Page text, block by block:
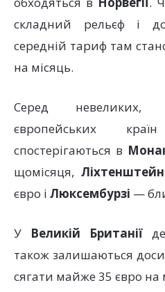
складний рельєф і
середній тариф там
на місяць.
Серед невеликих,
європейських
спостерігаються в
щомісяця,
євро і Люксембурзі —
У Великій Британії
також залишаються
сягати майже 35 євро на